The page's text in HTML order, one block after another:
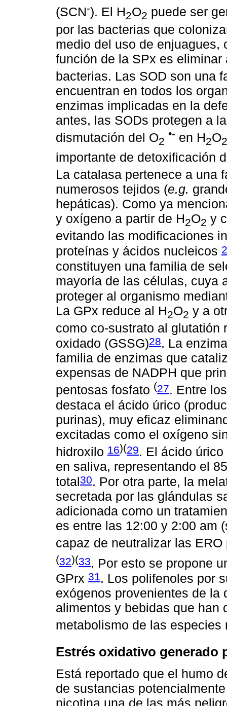
(SCN-). El H2O2 puede ser
por las bacterias que
medio del uso de enjuagues,
función de la SPx es eliminar
bacterias. Las SOD son una
encuentran en todos los
enzimas implicadas en la
antes, las SODs protegen a
dismutación del O2
•- en H2O2
importante de detoxificación
La catalasa pertenece a una
numerosos tejidos (e.g.
hepáticas). Como ya
y oxígeno a partir de H2O2 y
evitando las modificaciones
proteínas y ácidos nucleicos
constituyen una familia de
mayoría de las células, cuya
proteger al organismo
La GPx reduce al H2O2 y a
como co-sustrato al glutatión
oxidado (GSSG)28. La
familia de enzimas que
expensas de NADPH que
pentosas fosfato (27. Entre
destaca el ácido úrico
purinas), muy eficaz
excitadas como el oxígeno
hidroxilo 16)(29. El ácido
en saliva, representando el
total30. Por otra parte, la
secretada por las glándulas
adicionada como un
es entre las 12:00 y 2:00 am
capaz de neutralizar las
(32)(33. Por esto se propone
GPrx 31. Los polifenoles por
exógenos provenientes de la
alimentos y bebidas que han
metabolismo de las
Estrés oxidativo generado
Está reportado que el humo
de sustancias
nicotina una de las más